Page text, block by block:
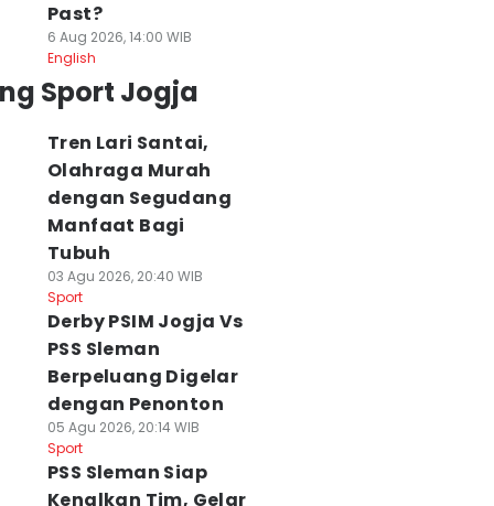
Past?
6 Aug 2026, 14:00 WIB
English
Sport Jogja
Tren Lari Santai,
Olahraga Murah
dengan Segudang
Manfaat Bagi
Tubuh
03 Agu 2026, 20:40 WIB
Sport
Derby PSIM Jogja Vs
PSS Sleman
Berpeluang Digelar
dengan Penonton
05 Agu 2026, 20:14 WIB
Sport
PSS Sleman Siap
Kenalkan Tim, Gelar